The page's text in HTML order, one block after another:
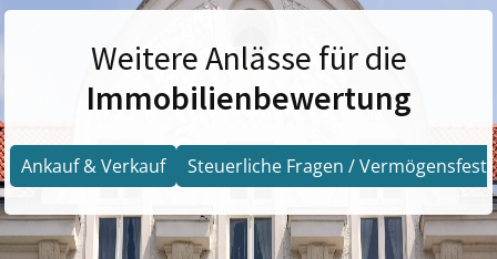
Weitere Anlässe für die
Immobilienbewertung
Ankauf & Verkauf Steuerliche Fragen /